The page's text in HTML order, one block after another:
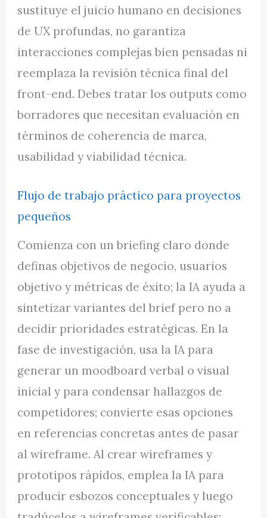
sustituye el juicio humano en decisiones
de UX profundas, no garantiza
interacciones complejas bien pensadas ni
reemplaza la revisión técnica final del
front-end. Debes tratar los outputs como
borradores que necesitan evaluación en
términos de coherencia de marca,
usabilidad y viabilidad técnica.
Flujo de trabajo práctico para proyectos
pequeños
Comienza con un briefing claro donde
definas objetivos de negocio, usuarios
objetivo y métricas de éxito; la IA ayuda a
sintetizar variantes del brief pero no a
decidir prioridades estratégicas. En la
fase de investigación, usa la IA para
generar un moodboard verbal o visual
inicial y para condensar hallazgos de
competidores; convierte esas opciones
en referencias concretas antes de pasar
al wireframe. Al crear wireframes y
prototipos rápidos, emplea la IA para
producir esbozos conceptuales y luego